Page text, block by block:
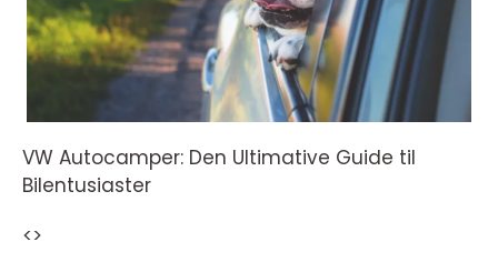
VW Autocamper: Den Ultimative Guide til
Bilentusiaster
<>